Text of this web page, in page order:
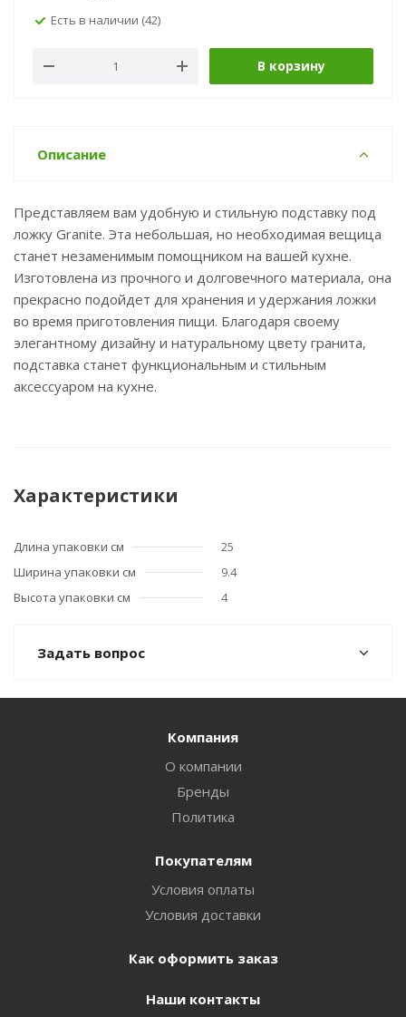
Есть в наличии (42)
В корзину
Описание
Представляем вам удобную и стильную подставку под
ложку Granite. Эта небольшая, но необходимая вещица
станет незаменимым помощником на вашей кухне.
Изготовлена из прочного и долговечного материала, она
прекрасно подойдет для хранения и удержания ложки
во время приготовления пищи. Благодаря своему
элегантному дизайну и натуральному цвету гранита,
подставка станет функциональным и стильным
аксессуаром на кухне.
Характеристики
Длина упаковки см
25
Ширина упаковки см
9.4
Высота упаковки см
4
Задать вопрос
Компания
О компании
Бренды
Политика
Покупателям
Условия оплаты
Условия доставки
Как оформить заказ
Наши контакты